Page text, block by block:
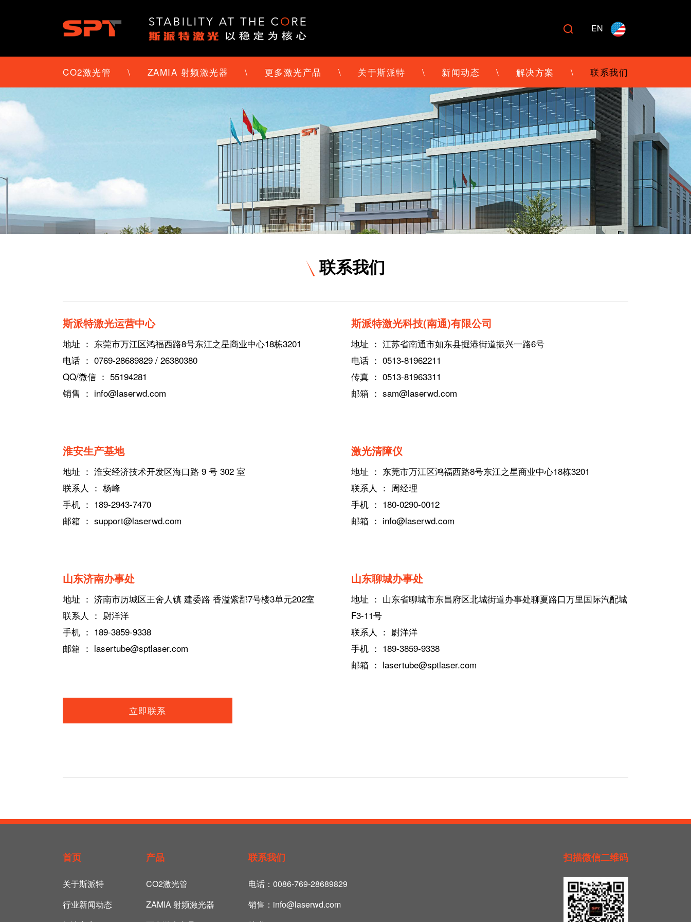
 EN
CO2激光管 \ ZAMIA 射频激光器 \ 更多激光产品 \ 关于斯派特 \ 新闻动态 \ 解决方案 \ 联系我们
联系我们
斯派特激光运营中心
地址 ： 东莞市万江区鸿福西路8号东江之星商业中心18栋3201
电话 ： 0769-28689829 / 26380380
QQ/微信 ： 55194281
销售 ： info@laserwd.com
斯派特激光科技(南通)有限公司
地址 ： 江苏省南通市如东县掘港街道振兴一路6号
电话 ： 0513-81962211
传真 ： 0513-81963311
邮箱 ： sam@laserwd.com
淮安生产基地
地址 ： 淮安经济技术开发区海口路 9 号 302 室
联系人 ： 杨峰
手机 ： 189-2943-7470
邮箱 ： support@laserwd.com
激光清障仪
地址 ： 东莞市万江区鸿福西路8号东江之星商业中心18栋3201
联系人 ： 周经理
手机 ： 180-0290-0012
邮箱 ： info@laserwd.com
山东济南办事处
地址 ： 济南市历城区王舍人镇 建委路 香溢紫郡7号楼3单元202室
联系人 ： 尉洋洋
手机 ： 189-3859-9338
邮箱 ： lasertube@sptlaser.com
山东聊城办事处
地址 ： 山东省聊城市东昌府区北城街道办事处聊夏路口万里国际汽配城
F3-11号
联系人 ： 尉洋洋
手机 ： 189-3859-9338
邮箱 ： lasertube@sptlaser.com
立即联系
首页
关于斯派特
行业新闻动态
产品
CO2激光管
ZAMIA 射频激光器
联系我们
电话： 0086-769-28689829
销售： info@laserwd.com
扫描微信二维码